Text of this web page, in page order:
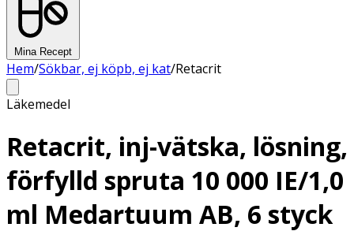
Mina Recept
Hem/Sökbar, ej köpb, ej kat/Retacrit
Läkemedel
Retacrit, inj-vätska, lösning,
förfylld spruta 10 000 IE/1,0
ml Medartuum AB, 6 styck